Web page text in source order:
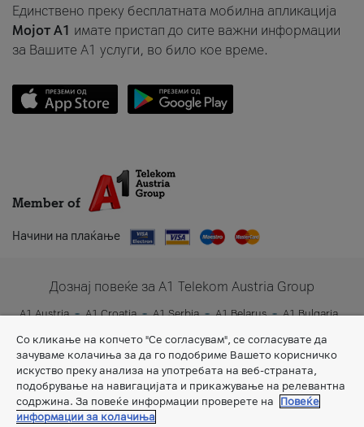
Единствено преку бесплатната мобилна апликација
Мојот A1 имате пристап до сите важни информации
за Вашите A1 услуги, во било кое време.
Member of
Начини на плаќање
Дознај повеќе за A1 Telekom Austria Group
A1 Austria A1 Croatia A1 Serbia A1 Belarus
A1 Bulgaria
A1 Slovenia
A1 Digital
Со кликање на копчето "Се согласувам", се согласувате да
зачуваме колачиња за да го подобриме Вашето корисничко
искуство преку анализа на употребата на веб-страната,
подобрување на навигацијата и прикажување на релевантна
содржина. За повеќе информации проверете на
Повеќе
информации за колачиња